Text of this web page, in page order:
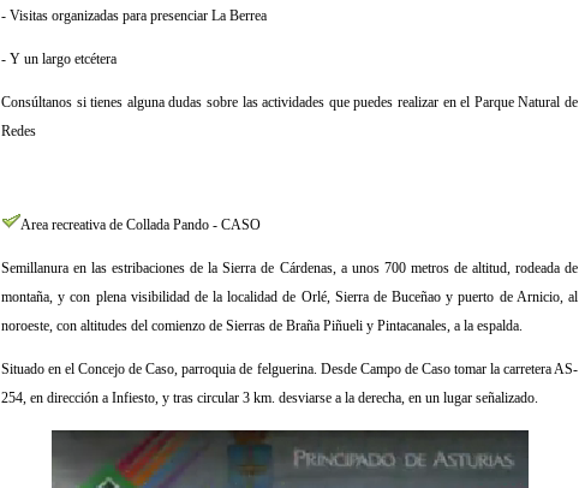
- Visitas organizadas para presenciar La Berrea
- Y un largo etcétera
Consúltanos si tienes alguna dudas sobre las actividades que puedes realizar en el Parque Natural de
Redes
Area recreativa de Collada Pando - CASO
Semillanura en las estribaciones de la Sierra de Cárdenas, a unos 700 metros de altitud, rodeada de
montaña, y con plena visibilidad de la localidad de Orlé, Sierra de Buceñao y puerto de Arnicio, al
noroeste, con altitudes del comienzo de Sierras de Braña Piñueli y Pintacanales, a la espalda.
Situado en el Concejo de Caso, parroquia de felguerina. Desde Campo de Caso tomar la carretera AS-
254, en dirección a Infiesto, y tras circular 3 km. desviarse a la derecha, en un lugar señalizado.